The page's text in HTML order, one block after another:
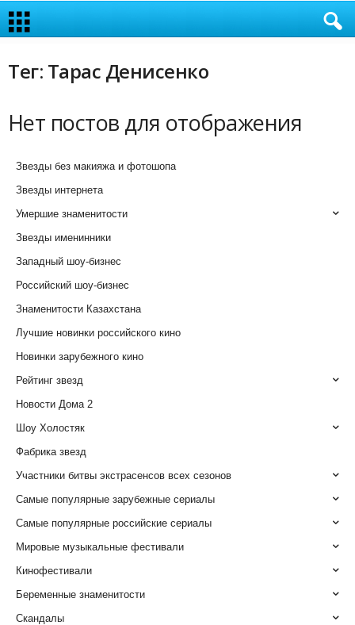
Тег: Тарас Денисенко
Нет постов для отображения
Звезды без макияжа и фотошопа
Звезды интернета
Умершие знаменитости
Звезды именинники
Западный шоу-бизнес
Российский шоу-бизнес
Знаменитости Казахстана
Лучшие новинки российского кино
Новинки зарубежного кино
Рейтинг звезд
Новости Дома 2
Шоу Холостяк
Фабрика звезд
Участники битвы экстрасенсов всех сезонов
Самые популярные зарубежные сериалы
Самые популярные российские сериалы
Мировые музыкальные фестивали
Кинофестивали
Беременные знаменитости
Скандалы